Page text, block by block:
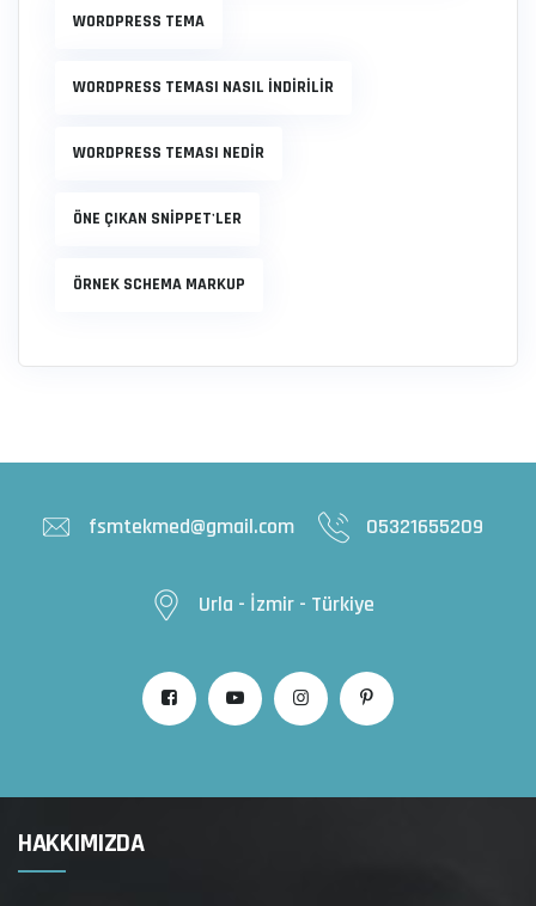
WORDPRESS TEMA
WORDPRESS TEMASI NASIL INDIRILIR
WORDPRESS TEMASI NEDIR
ÖNE ÇIKAN SNIPPET'LER
ÖRNEK SCHEMA MARKUP
fsmtekmed@gmail.com 05321655209
Urla - İzmir - Türkiye
HAKKIMIZDA